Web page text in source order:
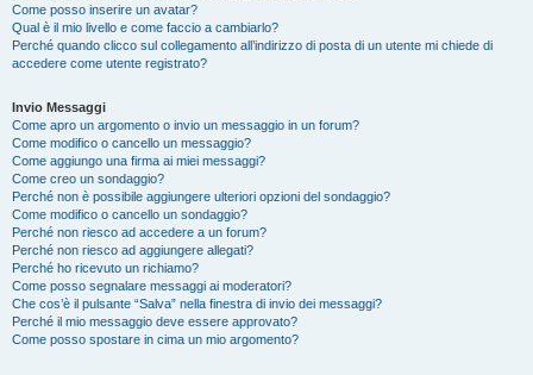
Come posso inserire un avatar?
Qual è il mio livello e come faccio a cambiarlo?
Perché quando clicco sul collegamento all’indirizzo di posta di un utente mi chiede di
accedere come utente registrato?
Invio Messaggi
Come apro un argomento o invio un messaggio in un forum?
Come modifico o cancello un messaggio?
Come aggiungo una firma ai miei messaggi?
Come creo un sondaggio?
Perché non è possibile aggiungere ulteriori opzioni del sondaggio?
Come modifico o cancello un sondaggio?
Perché non riesco ad accedere a un forum?
Perché non riesco ad aggiungere allegati?
Perché ho ricevuto un richiamo?
Come posso segnalare messaggi ai moderatori?
Che cos’è il pulsante “Salva” nella finestra di invio dei messaggi?
Perché il mio messaggio deve essere approvato?
Come posso spostare in cima un mio argomento?